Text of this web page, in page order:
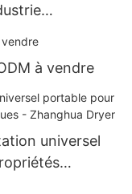
à vendre
universel